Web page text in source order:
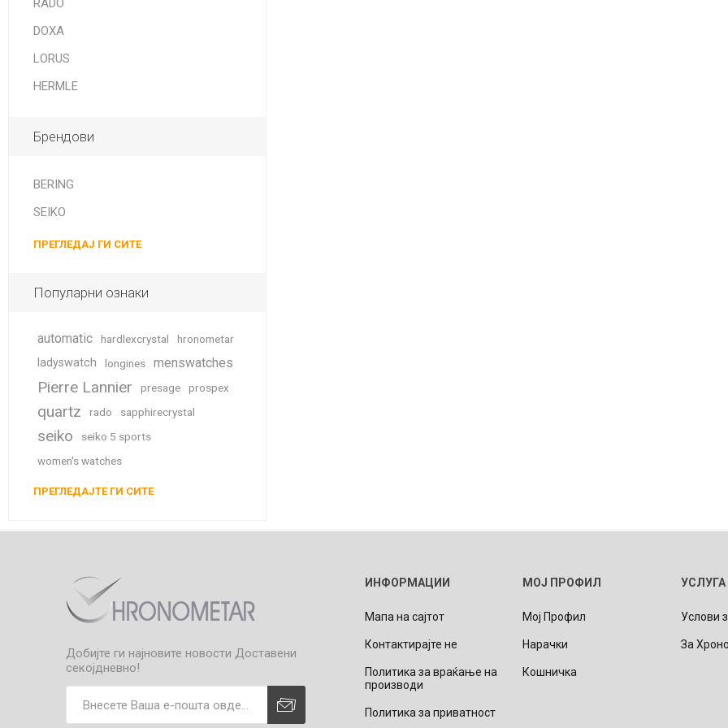
RADO
DOXA
LORUS
HERMLE
Брендови
BERING
SEIKO
ПРЕГЛЕДАЈ ГИ СИТЕ
Популарни ознаки
automatic hardlexcrystal hronometar
ladyswatch longines menswatches
Pierre Lannier presage prospex
quartz rado sapphirecrystal
seiko
seiko 5 sports
women's watches
ПРЕГЛЕДАЈТЕ ГИ СИТЕ
Добијте ги најновите новости Доставени
секојдневно!
ИНФОРМАЦИИ
Мапа на сајтот
Контактирајте не
Политика за враќање на
производи
Политика за приватност
МОЈ ПРОФИЛ
Мој Профил
Нарачки
Кошничка
Услови
За